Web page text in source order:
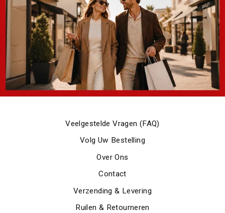
Veelgestelde Vragen (FAQ)
Volg Uw Bestelling
Over Ons
Contact
Verzending & Levering
Ruilen & Retourneren